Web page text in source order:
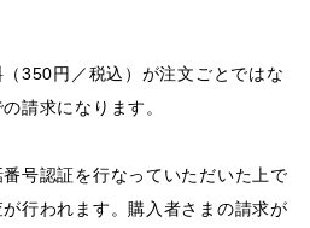
350円／税込）が注文ごとではな
請求になります。
号認証を行なっていただいた上で
行われます。購入者さまの請求が